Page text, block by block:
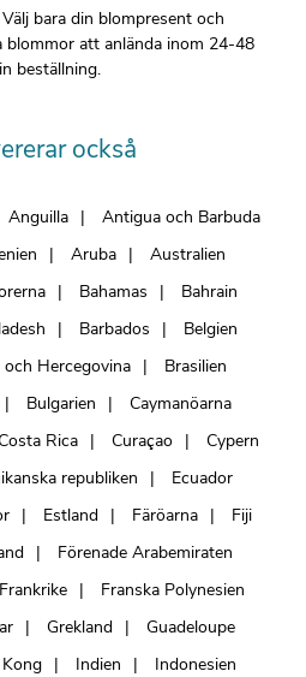
bara din blompresent och
blommor att anlända inom 24-48
beställning.
också
Anguilla
Antigua och Barbuda
Aruba
Australien
Bahamas
Bahrain
Barbados
Belgien
och Hercegovina
Brasilien
Bulgarien
Caymanöarna
Rica Curaçao
Cypern
republiken
Ecuador
Estland Färöarna
Fiji
Förenade Arabemiraten
Frankrike
Franska Polynesien
Grekland
Guadeloupe
Indien
Indonesien